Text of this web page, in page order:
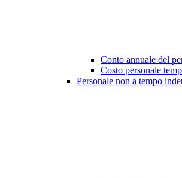
Conto annuale del
Costo personale
Personale non a tempo